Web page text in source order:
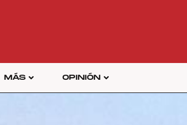
MÁS OPINIÓN